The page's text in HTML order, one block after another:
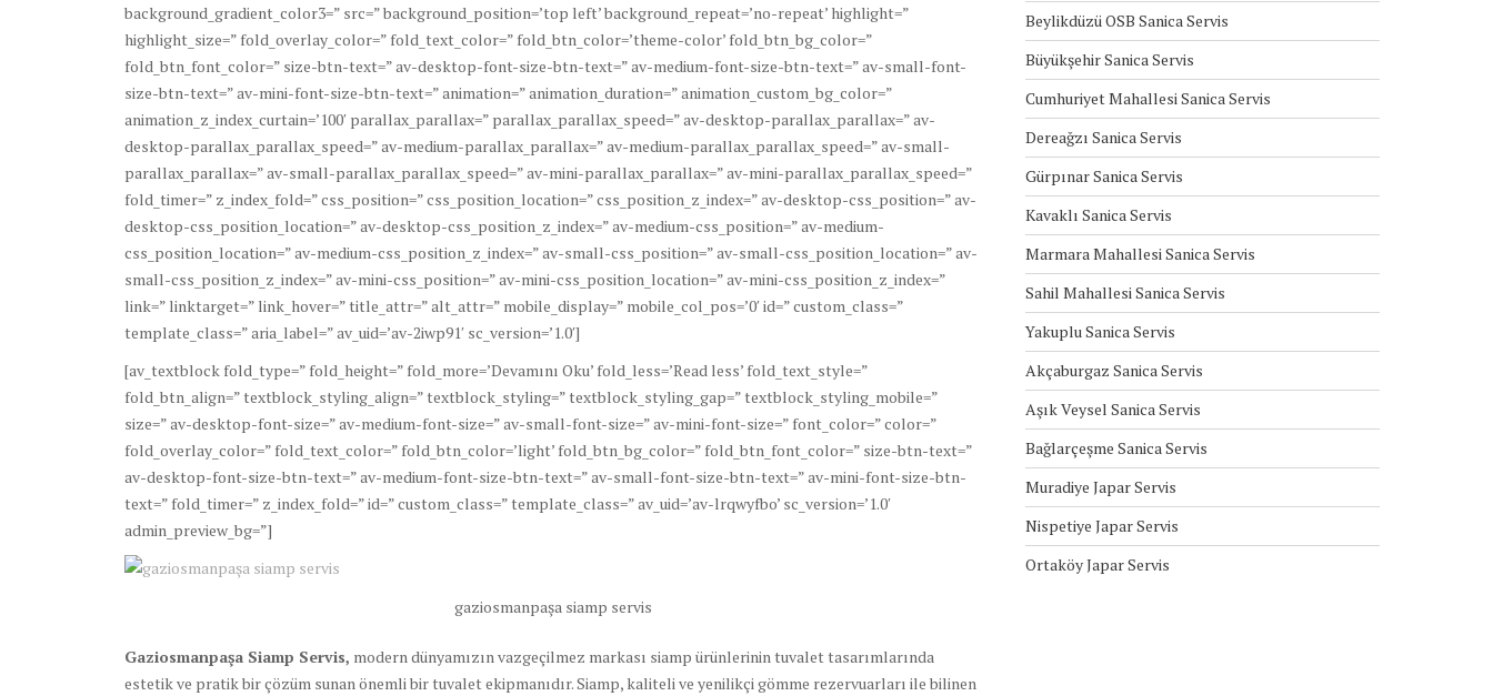
background_gradient_color3=” src=” background_position=’top left’ background_repeat=’no-repeat’ highlight=”
highlight_size=” fold_overlay_color=” fold_text_color=” fold_btn_color=’theme-color’ fold_btn_bg_color=”
fold_btn_font_color=” size-btn-text=” av-desktop-font-size-btn-text=” av-medium-font-size-btn-text=” av-small-font-
size-btn-text=” av-mini-font-size-btn-text=” animation=” animation_duration=” animation_custom_bg_color=”
animation_z_index_curtain=’100′ parallax_parallax=” parallax_parallax_speed=” av-desktop-parallax_parallax=” av-
desktop-parallax_parallax_speed=” av-medium-parallax_parallax=” av-medium-parallax_parallax_speed=” av-small-
parallax_parallax=” av-small-parallax_parallax_speed=” av-mini-parallax_parallax=” av-mini-parallax_parallax_speed=”
fold_timer=” z_index_fold=” css_position=” css_position_location=” css_position_z_index=” av-desktop-css_position=” av-
desktop-css_position_location=” av-desktop-css_position_z_index=” av-medium-css_position=” av-medium-
css_position_location=” av-medium-css_position_z_index=” av-small-css_position=” av-small-css_position_location=” av-
small-css_position_z_index=” av-mini-css_position=” av-mini-css_position_location=” av-mini-css_position_z_index=”
link=” linktarget=” link_hover=” title_attr=” alt_attr=” mobile_display=” mobile_col_pos=’0′ id=” custom_class=”
template_class=” aria_label=” av_uid=’av-2iwp91′ sc_version=’1.0′]
[av_textblock fold_type=” fold_height=” fold_more=’Devamını Oku’ fold_less=’Read less’ fold_text_style=”
fold_btn_align=” textblock_styling_align=” textblock_styling=” textblock_styling_gap=” textblock_styling_mobile=”
size=” av-desktop-font-size=” av-medium-font-size=” av-small-font-size=” av-mini-font-size=” font_color=” color=”
fold_overlay_color=” fold_text_color=” fold_btn_color=’light’ fold_btn_bg_color=” fold_btn_font_color=” size-btn-text=”
av-desktop-font-size-btn-text=” av-medium-font-size-btn-text=” av-small-font-size-btn-text=” av-mini-font-size-btn-
text=” fold_timer=” z_index_fold=” id=” custom_class=” template_class=” av_uid=’av-lrqwyfbo’ sc_version=’1.0′
admin_preview_bg=”]
gaziosmanpaşa siamp servis
Gaziosmanpaşa Siamp Servis, modern dünyamızın vazgeçilmez markası siamp ürünlerinin tuvalet tasarımlarında
estetik ve pratik bir çözüm sunan önemli bir tuvalet ekipmanıdır. Siamp, kaliteli ve yenilikçi gömme rezervuarları ile bilinen
Beylikdüzü OSB Sanica Servis
Büyükşehir Sanica Servis
Cumhuriyet Mahallesi Sanica Servis
Dereağzı Sanica Servis
Gürpınar Sanica Servis
Kavaklı Sanica Servis
Marmara Mahallesi Sanica Servis
Sahil Mahallesi Sanica Servis
Yakuplu Sanica Servis
Akçaburgaz Sanica Servis
Aşık Veysel Sanica Servis
Bağlarçeşme Sanica Servis
Muradiye Japar Servis
Nispetiye Japar Servis
Ortaköy Japar Servis